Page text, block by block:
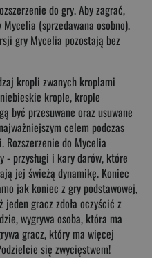
do gry. Aby zagrać,
(sprzedawana osobno).
gry Mycelia pozostają bez
kropli zwanych kroplami
krople, krople
być przesuwane oraz usuwane
celem podczas
do Mycelia
- przysługi i kary darów, które
jej świeżą dynamikę. Koniec
jak koniec z gry podstawowej,
gracz zdoła oczyścić z
wygrywa osoba, która ma
gracz, który ma więcej
się zwycięstwem!